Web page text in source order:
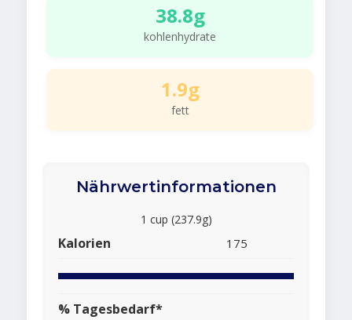
38.8g
kohlenhydrate
1.9g
fett
Nährwertinformationen
1 cup (237.9g)
Kalorien 175
% Tagesbedarf*